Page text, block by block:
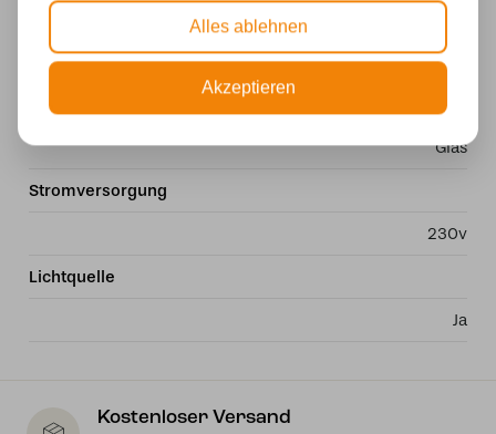
E14
Material
Glas
Stromversorgung
230v
Lichtquelle
Ja
Kostenloser Versand
Alles ablehnen
Akzeptieren